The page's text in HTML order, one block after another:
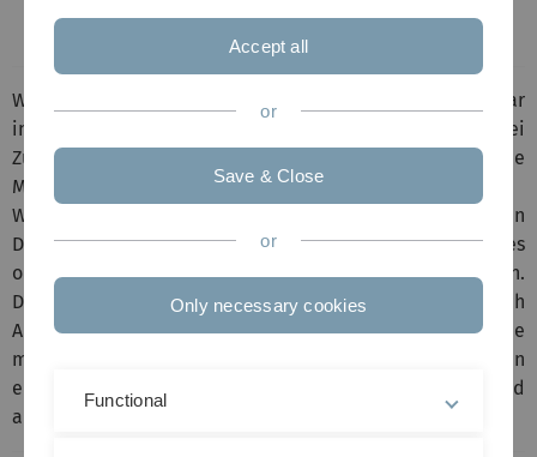
Wie aus der Dynamik vieler Individuen scheinbar
intelligentes Verhalten entsteht, kann man gut bei
Zugvögeln oder Fischschwärmen beobachten. Welche
Mathematik steckt dahinter?
Wir beschäftigen uns damit, wie aus der komplexen
Dynamik einer Vielzahl von Individuen, ein geordnetes
oder scheinbar intelligentes Verhalten entstehen kann.
Dies kann gut bei Zugvögeln, Fischschulen oder auch
Ameisenvölkern beobachtet werden. Wir wollen die
mathematischen Mechanismen hinter diesem Phänomen
ergründen, um ein geeignetes Modell numerisch und
analytisch zu untersuchen.
Accept all
or
Save & Close
or
Only necessary cookies
Functional